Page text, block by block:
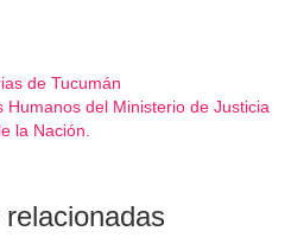
de Tucumán
del Ministerio de Justicia
la Nación.